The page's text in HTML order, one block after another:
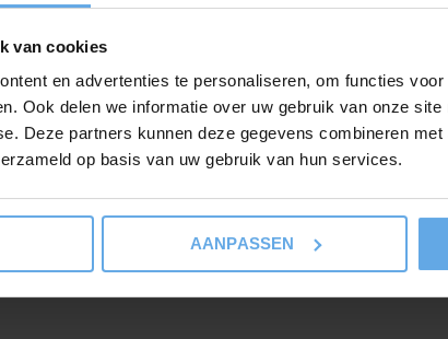
van cookies
en advertenties te personaliseren, om functies
Ook delen we informatie over uw gebruik van onze
Deze partners kunnen deze gegevens combineren
op basis van uw gebruik van hun services.
AANPASSEN
worden verplaatst
werkstuk
verwijdering van het zaagsel